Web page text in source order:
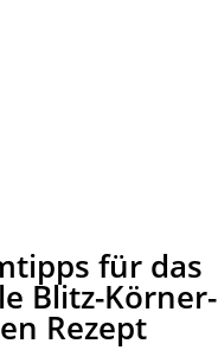
für das
Blitz-Körner-
Rezept